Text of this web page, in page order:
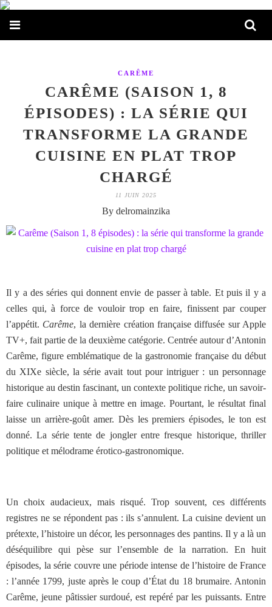
CARÊME
CARÊME (SAISON 1, 8
ÉPISODES) : LA SÉRIE QUI
TRANSFORME LA GRANDE
CUISINE EN PLAT TROP
CHARGÉ
11 JUIN 2025
By delromainzika
Il y a des séries qui donnent envie de passer à table. Et puis il y a
celles qui, à force de vouloir trop en faire, finissent par couper
l’appétit. Carême, la dernière création française diffusée sur Apple
TV+, fait partie de la deuxième catégorie. Centrée autour d’Antonin
Carême, figure emblématique de la gastronomie française du début
du XIXe siècle, la série avait tout pour intriguer : un personnage
historique au destin fascinant, un contexte politique riche, un savoir-
faire culinaire unique à mettre en image. Pourtant, le résultat final
laisse un arrière-goût amer. Dès les premiers épisodes, le ton est
donné. La série tente de jongler entre fresque historique, thriller
politique et mélodrame érotico-gastronomique.
Un choix audacieux, mais risqué. Trop souvent, ces différents
registres ne se répondent pas : ils s’annulent. La cuisine devient un
prétexte, l’histoire un décor, les personnages des pantins. Il y a là un
déséquilibre qui pèse sur l’ensemble de la narration. En huit
épisodes, la série couvre une période intense de l’histoire de France
: l’année 1799, juste après le coup d’État du 18 brumaire. Antonin
Carême, jeune pâtissier surdoué, est repéré par les puissants. Entre